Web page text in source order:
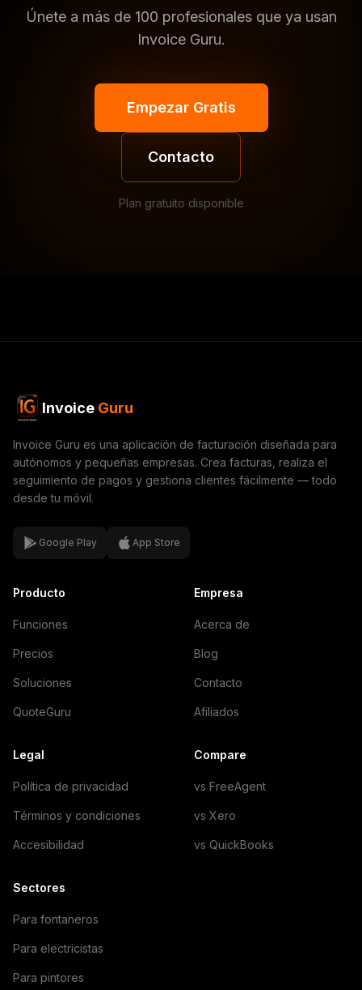
Únete a más de 100 profesionales que ya usan
Invoice Guru.
Empezar Gratis
Contacto
Plan gratuito disponible
Invoice Guru
Invoice Guru es una aplicación de facturación diseñada para
autónomos y pequeñas empresas. Crea facturas, realiza el
seguimiento de pagos y gestiona clientes fácilmente — todo
desde tu móvil.
Google Play App Store
Producto
Funciones
Precios
Soluciones
QuoteGuru
Empresa
Acerca de
Blog
Contacto
Afiliados
Legal
Política de privacidad
Términos y condiciones
Accesibilidad
Compare
vs FreeAgent
vs Xero
vs QuickBooks
Sectores
Para fontaneros
Para electricistas
Para pintores